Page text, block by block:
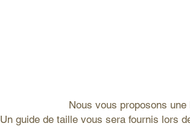
Nous vous proposons
Un guide de taille vous sera fournis lors